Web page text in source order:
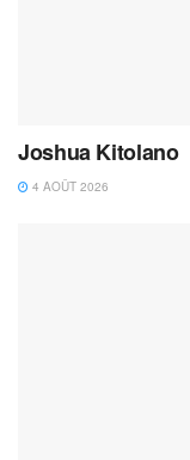
Joshua Kitolano
4 AOÛT 2026